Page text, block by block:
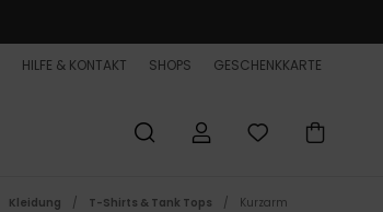
HILFE & KONTAKT SHOPS GESCHENKKARTE
Kleidung T-Shirts & Tank Tops Kurzarm